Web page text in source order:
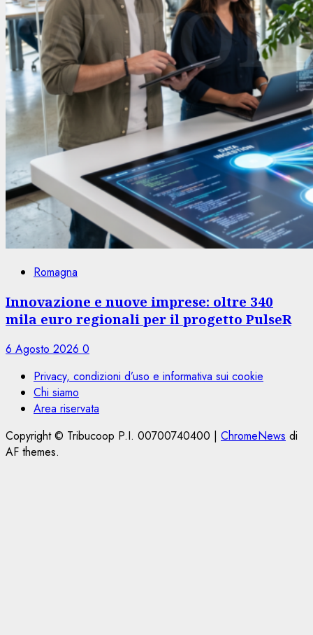
Romagna
Innovazione e nuove imprese: oltre 340
mila euro regionali per il progetto PulseR
6 Agosto 2026 0
Privacy, condizioni d’uso e informativa sui cookie
Chi siamo
Area riservata
Copyright © Tribucoop P.I. 00700740400 | ChromeNews di
AF themes.